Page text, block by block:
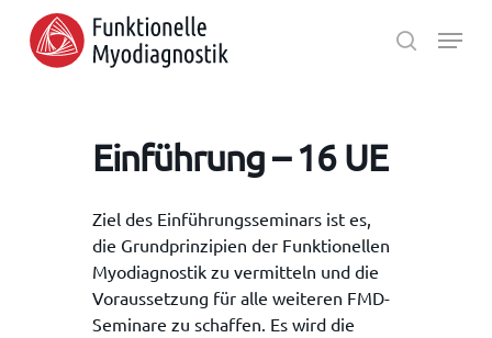
main
search
Menu
Einführung – 16 UE
Ziel des Einführungsseminars ist es,
die Grundprinzipien der Funktionellen
Myodiagnostik zu vermitteln und die
Voraussetzung für alle weiteren FMD-
Seminare zu schaffen. Es wird die